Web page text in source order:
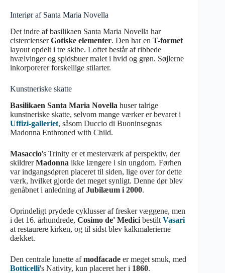
Interiør af Santa Maria Novella
Det indre af basilikaen Santa Maria Novella har
cistercienserGotiske elementer. Den har en T-formet
layout opdelt i tre skibe. Loftet består af ribbede
hvælvinger og spidsbuer malet i hvid og grøn. Søjlerne
inkorporerer forskellige stilarter.
Kunstneriske skatte
Basilikaen Santa Maria Novella huser talrige
kunstneriske skatte, selvom mange værker er bevaret i
Uffizi-galleriet, såsom Duccio di Buoninsegnas
Madonna Enthroned with Child.
Masaccio's Trinity er et mesterværk af perspektiv, der
skildrerMadonna ikke længere i sin ungdom. Førhen
var indgangsdøren placeret til siden, lige over for dette
værk, hvilket gjorde det meget synligt. Denne dør blev
genåbnet i anledning afJubilæum i 2000.
Oprindeligt prydede cyklusser af fresker væggene, men
i det 16. århundrede, Cosimo de' Medici bestilt Vasari
at restaurere kirken, og til sidst blev kalkmalerierne
dækket.
Den centrale lunette afmodfacade er meget smuk, med
Botticelli's Nativity, kun placeret her i 1860.